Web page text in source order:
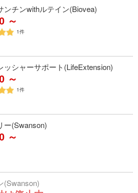
ンチンwithルテイン(Biovea)
～
1件
ッシャーサポート(LifeExtension)
～
1件
ー(Swanson)
～
(Swanson)